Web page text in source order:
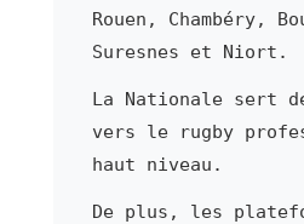
Rouen, Chambéry,
Suresnes et Niort.
La Nationale sert
vers le rugby
haut niveau.
De plus, les